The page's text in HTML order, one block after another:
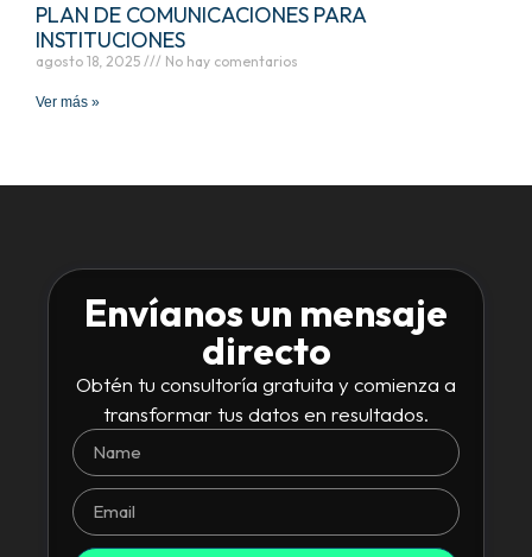
PLAN DE COMUNICACIONES PARA
INSTITUCIONES
agosto 18, 2025 No hay comentarios
Ver más »
Envíanos un mensaje
directo
Obtén tu consultoría gratuita y comienza a
transformar tus datos en resultados.